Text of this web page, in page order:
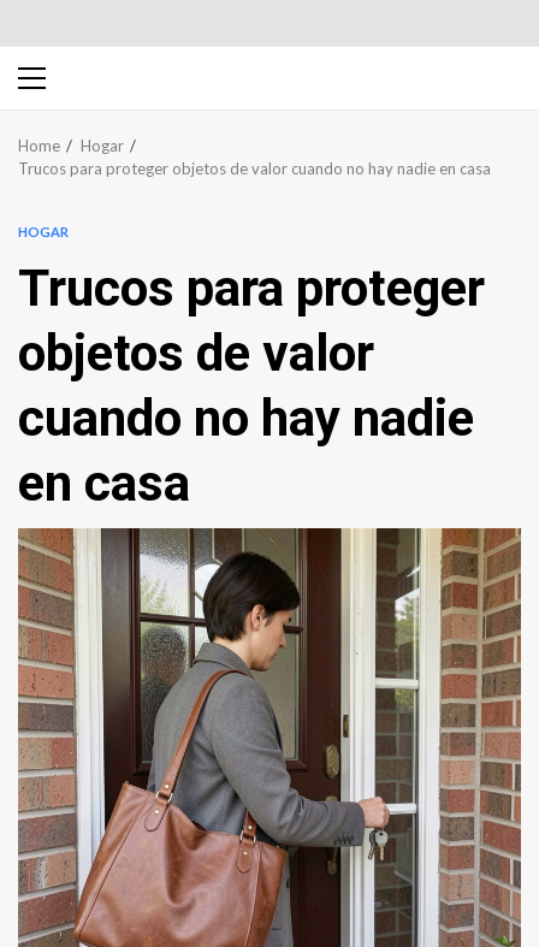
Primary
Home
Hogar
Trucos para proteger objetos de valor cuando no hay nadie en casa
HOGAR
Trucos para proteger
objetos de valor
cuando no hay nadie
en casa